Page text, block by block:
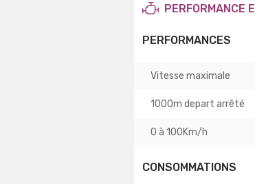
PERFORMANCE
PERFORMANCES
Vitesse maximale
1000m depart arrêté
0 à 100Km/h
CONSOMMATIONS